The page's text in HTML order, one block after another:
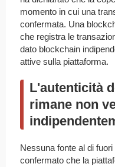
momento in cui una
confermata. Una
che registra le
dato blockchain
attive sulla piattaforma.
L'autenticità
rimane non
Nessuna fonte al di
confermato che la